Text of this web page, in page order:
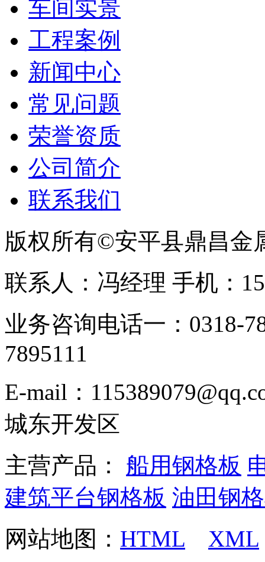
车间实景
工程案例
新闻中心
常见问题
荣誉资质
公司简介
联系我们
版权所有©安平县鼎昌金
联系人：冯经理 手机：
业务咨询电话一：0318-
7895111
E-mail：
城东开发区
主营产品： 船用钢格板
建筑平台钢格板 油田钢
网站地图： HTML XML